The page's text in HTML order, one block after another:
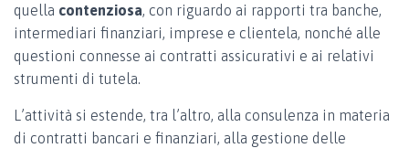
quella contenziosa, con riguardo ai rapporti tra banche,
intermediari finanziari, imprese e clientela, nonché alle
questioni connesse ai contratti assicurativi e ai relativi
strumenti di tutela.
L’attività si estende, tra l’altro, alla consulenza in materia
di contratti bancari e finanziari, alla gestione delle